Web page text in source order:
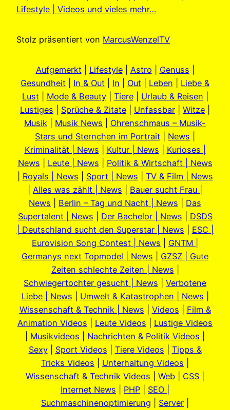
Lifestyle | Videos und vieles mehr…
Stolz präsentiert von MarcusWenzelTV
Aufgemerkt| Lifestyle| Astro Genuss
Gesundheit
In & Out In Out Leben
Liebe &
Lust| Mode & Beauty| Tiere| Urlaub & Reisen
Lustiges
Sprüche & Zitate Unfassbar Witze
Musik
Musik News
Ohrenschmaus – Musik-
Stars und Sternchen im Portrait
News
Kriminalität | News
Kultur | News
Kurioses |
News
Leute | News
Politik & Wirtschaft | News
Royals | News Sport | News
TV & Film | News
Alles was zählt | News
Bauer sucht Frau |
News
Berlin – Tag und Nacht | News
Das
Supertalent | News
Der Bachelor | News
DSDS
| Deutschland sucht den Superstar | News
ESC |
Eurovision Song Contest | News
GNTM |
Germanys next Topmodel | News
GZSZ | Gute
Zeiten schlechte Zeiten | News
Schwiegertochter gesucht | News
Verbotene
Liebe | News
Umwelt & Katastrophen | News
Wissenschaft & Technik | News
Videos
Film &
Animation Videos
Leute Videos
Lustige Videos
Musikvideos Nachrichten & Politik Videos
Sexy| Sport Videos Tiere Videos
Tipps &
Tricks Videos
Unterhaltung Videos
Wissenschaft & Technik Videos
Web CSS
Internet News
PHP
SEO |
Suchmaschinenoptimierung
Server